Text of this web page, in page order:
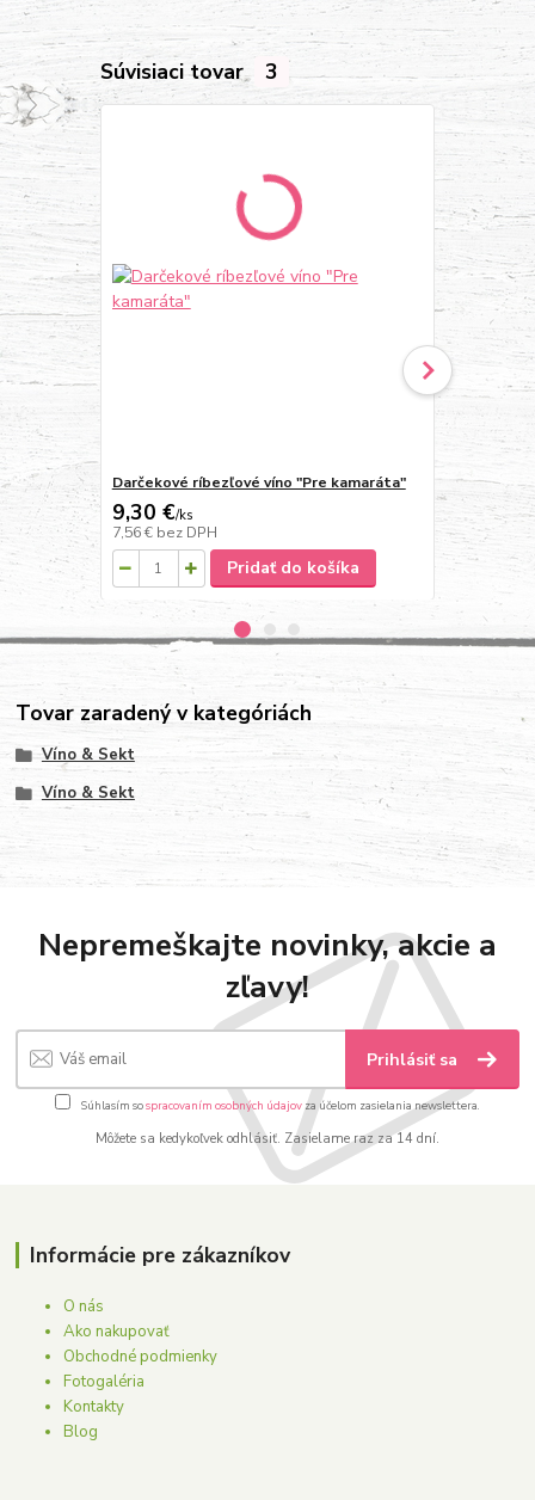
Súvisiaci tovar 3
Darčekové ríbezľové víno "Pre kamaráta"
9,30 €/ks
7,56 € bez DPH
Pridať do košíka
Novinka
Darčekové
9,30 € ks
7,56 € bez
Tovar zaradený v kategóriách
Víno & Sekt
Víno & Sekt
Nepremeškajte novinky, akcie a
zľavy!
Prihlásiť sa
Súhlasím sospracovaním osobných údajov za účelom zasielania newslettera.
Môžete sa kedykoľvek odhlásiť. Zasielame raz za 14 dní.
Informácie pre zákazníkov
O nás
Ako nakupovať
Obchodné podmienky
Fotogaléria
Kontakty
Blog